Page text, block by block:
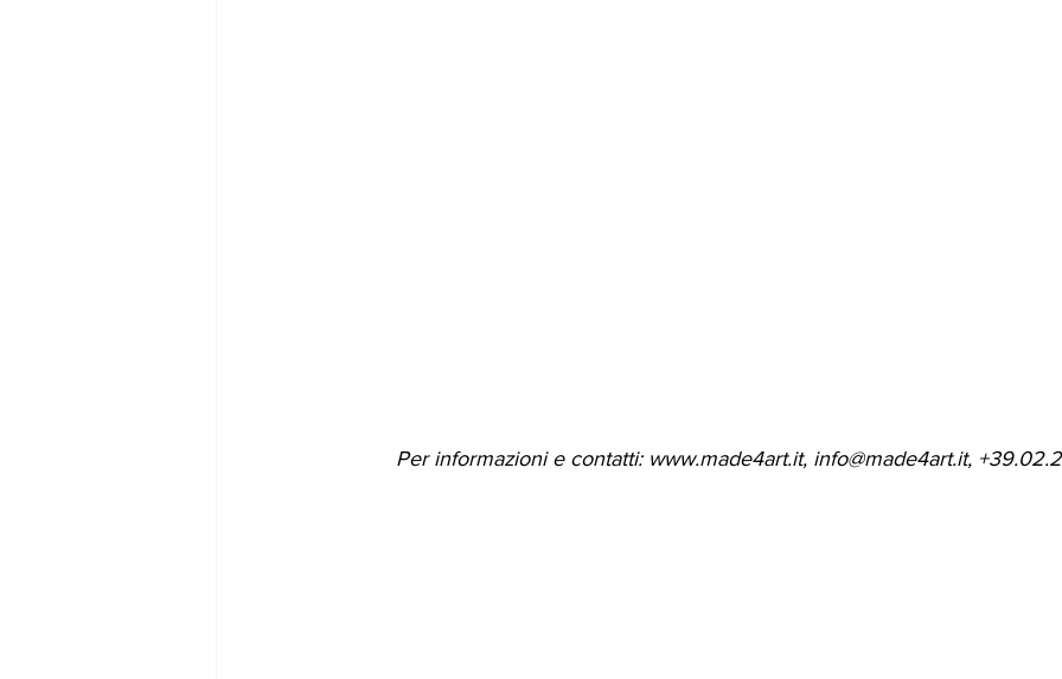
Per informazioni e contatti: www.made4art.it, info@made4art.it,